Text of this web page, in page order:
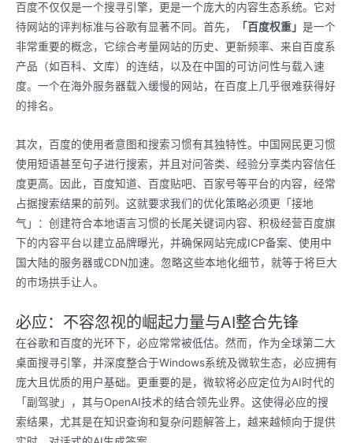
百度不仅仅是一个搜寻引擎，更是一个庞大的内容生态系统。它对
待网站的评判标准与谷歌有显著不同。首先，
「百度权重」 是一个
非常重要的概念，它综合考量网站的历史、更新频率、来自百度系
产品（如百科、文库）的连结，以及在中国的可访问性与载入速
度。一个在海外服务器载入缓慢的网站，在百度上几乎很难获得好
的排名。
其次，百度的使用者意图和搜索习惯有其独特性。中国网民更习惯
使用短语甚至句子进行搜索，并且对问答类、经验分享类内容信任
度更高。因此，百度知道、百度贴吧、百家号等平台的内容，经常
占据搜索结果的前列。这就要求我们的优化策略必须更「接地
气」：创建符合本地语言习惯的长尾关键词内容、积极经营百度旗
下的内容平台以建立品牌曝光，并确保网站完成ICP备案、使用中
国大陆的服务器或CDN加速。忽略这些本地化细节，就等于将巨大
的市场拱手让人。
必应：不容忽视的崛起力量与AI整合先锋
在谷歌和百度的光环下，必应常常被低估。然而，作为全球第二大
桌面搜寻引擎，并深度整合于Windows系统及微软生态，必应拥有
庞大且优质的用户基础。更重要的是，微软将必应定位为AI时代的
「副驾驶」，其与OpenAI技术的结合领先业界。这使得必应的搜
索结果，尤其是在知识查询和复杂问题解答上，越来越倾向于提供